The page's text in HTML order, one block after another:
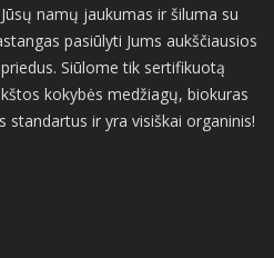
namų jaukumas ir šiluma su
pasiūlyti Jums aukščiausios
Siūlome tik sertifikuotą
kokybės medžiagų, biokuras
standartus ir yra visiškai organinis!